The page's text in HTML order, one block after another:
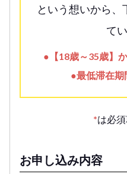
という想いから
て
●【18歳～35歳】
●最低滞在期
*は必須
お申し込み内容